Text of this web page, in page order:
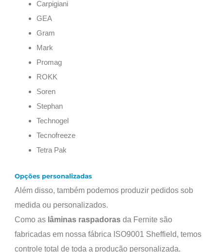
Carpigiani
GEA
Gram
Mark
Promag
ROKK
Soren
Stephan
Technogel
Tecnofreeze
Tetra Pak
Opções personalizadas
Além disso, também podemos produzir pedidos sob
medida ou personalizados.
Como as lâminas raspadoras da Fernite são
fabricadas em nossa fábrica ISO9001 Sheffield, temos
controle total de toda a produção personalizada.